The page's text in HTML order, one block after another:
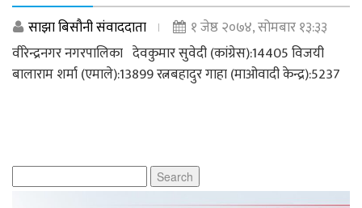
साझा बिसौनी संवाददाता
१ जेष्ठ २०७४, सोमबार १३:३३
वीरेन्द्रनगर नगरपालिका देवकुमार सुवेदी (कांग्रेस):14405 विजयी
बालाराम शर्मा (एमाले):13899 रत्नबहादुर गाहा (माओवादी केन्द्र):5237
for: